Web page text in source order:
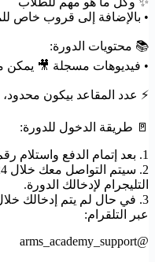
• بالإضافة إلى قروب خاص
📚 محتويات الدورة:
• فيديوهات مسجلة 🎥
⚡️ عدد المقاعد بيكون
🚪 طريقة الدخول للدورة:
1. بعد إتمام الدفع واستلام رقم الطلب ✅
التليجرام لإدخالك الدورة.
3. في حال لم يتم إدخالك
عبر التلقرام:
@arms_academy_support